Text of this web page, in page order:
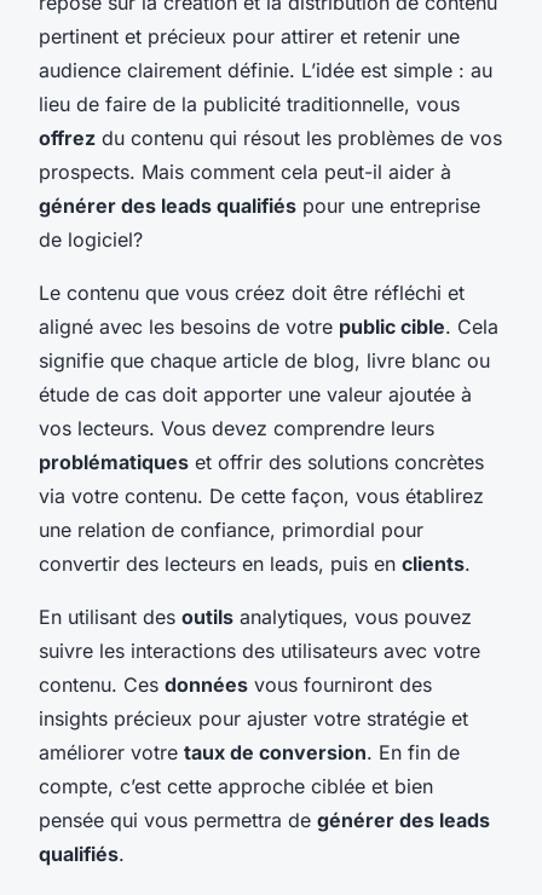
pertinent et précieux pour attirer et retenir une
audience clairement définie. L’idée est simple : au
lieu de faire de la publicité traditionnelle, vous
offrez du contenu qui résout les problèmes de vos
prospects. Mais comment cela peut-il aider à
générer des leads qualifiés pour une entreprise
de logiciel?
Le contenu que vous créez doit être réfléchi et
aligné avec les besoins de votre public cible. Cela
signifie que chaque article de blog, livre blanc ou
étude de cas doit apporter une valeur ajoutée à
vos lecteurs. Vous devez comprendre leurs
problématiques et offrir des solutions concrètes
via votre contenu. De cette façon, vous établirez
une relation de confiance, primordial pour
convertir des lecteurs en leads, puis en clients.
En utilisant des outils analytiques, vous pouvez
suivre les interactions des utilisateurs avec votre
contenu. Ces données vous fourniront des
insights précieux pour ajuster votre stratégie et
améliorer votre taux de conversion. En fin de
compte, c’est cette approche ciblée et bien
pensée qui vous permettra de générer des leads
qualifiés.